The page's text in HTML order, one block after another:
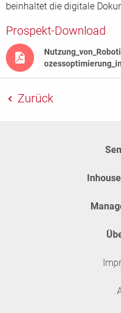
beinhaltet die digitale
Prospekt-Download
Zurück